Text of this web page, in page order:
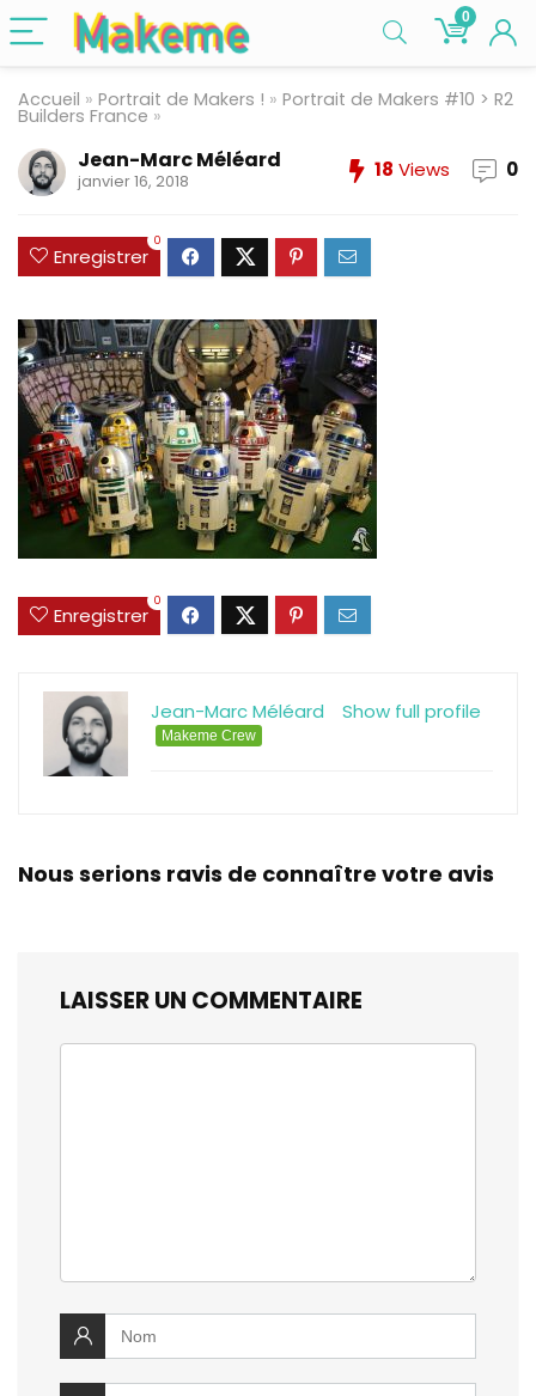
0
Accueil » Portrait de Makers ! » Portrait de Makers #10 > R2
Builders France »
Jean-Marc Méléard
janvier 16, 2018 18 Views 0
Enregistrer
0
Enregistrer
0
Show full profile
Jean-Marc Méléard
Makeme Crew
Nous serions ravis de connaître votre avis
LAISSER UN COMMENTAIRE